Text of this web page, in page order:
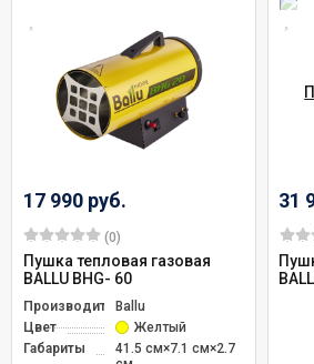
17 990 руб.
(0)
Пушка тепловая газовая
BALLU BНG- 60
ПроизводительBallu
Цвет
Желтый
Габариты
41.5 см×7.1 см×2.7
31